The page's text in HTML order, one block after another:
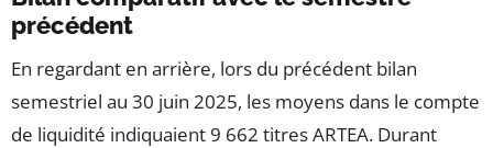
précédent
En regardant en arrière, lors du précédent bilan
semestriel au 30 juin 2025, les moyens dans le compte
de liquidité indiquaient 9 662 titres ARTEA. Durant